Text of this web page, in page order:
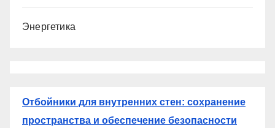
Энергетика
Отбойники для внутренних стен: сохранение
пространства и обеспечение безопасности